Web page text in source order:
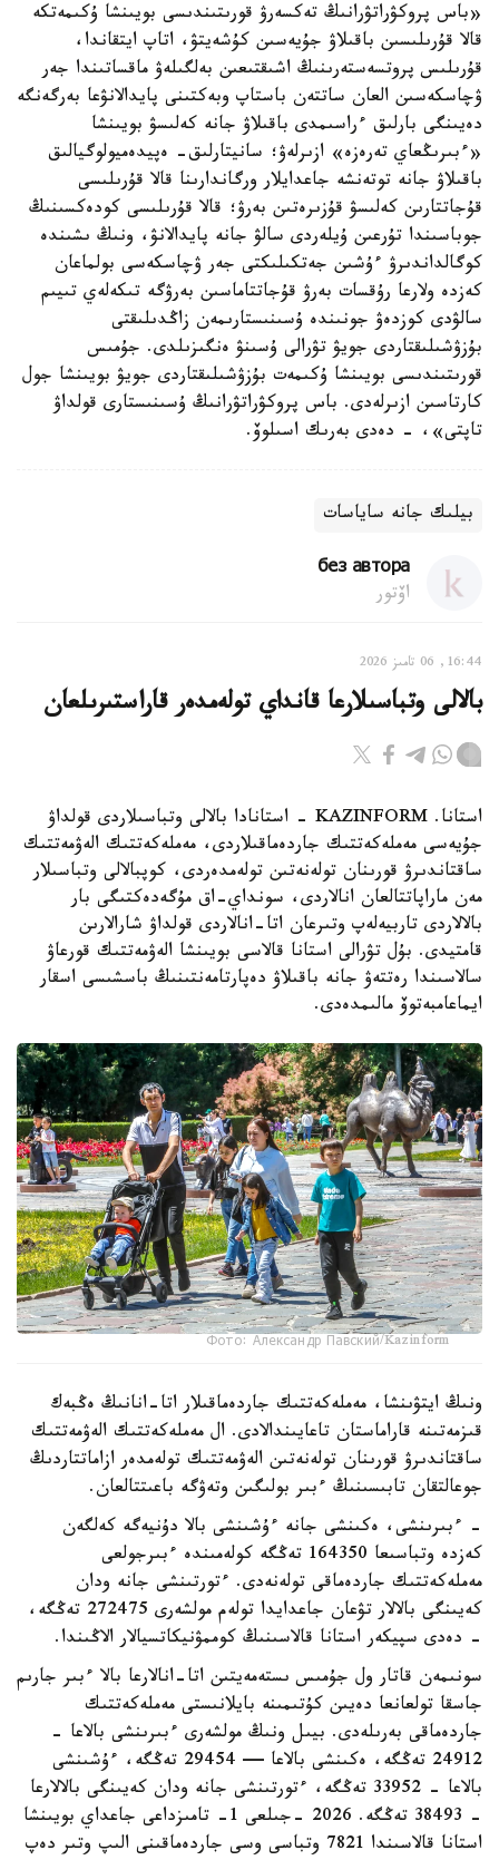
«باس پروكۋراتۋرانىڭ تەكسەرۋ قورىتىندىسى بويىنشا ۇكىمەتكە
قالا قۇرىلىسىن باقىلاۋ جۇيەسىن كۇشەيتۋ، اتاپ ايتقاندا،
قۇرىلىس پروتسەستەرىنىڭ اشىقتىعىن بەلگىلەۋ ماقساتىندا جەر
ۋچاسكەسىن العان ساتتەن باستاپ وبەكتىنى پايدالانۋعا بەرگەنگە
دەيىنگى بارلىق ءراسىمدى باقىلاۋ جانە كەلىسۋ بويىنشا
«ءبىرىڭعاي تەرەزە» ازىرلەۋ؛ سانيتارلىق- ەپيدەميولوگيالىق
باقىلاۋ جانە توتەنشە جاعدايلار ورگاندارىنا قالا قۇرىلىسى
قۇجاتتارىن كەلىسۋ قۇزىرەتىن بەرۋ؛ قالا قۇرىلىسى كودەكسىنىڭ
جوباسىندا تۇرعىن ۇيلەردى سالۋ جانە پايدالانۋ، ونىڭ ىشىندە
كوگالداندىرۋ ءۇشىن جەتكىلىكتى جەر ۋچاسكەسى بولماعان
كەزدە ولارعا رۇقسات بەرۋ قۇجاتتاماسىن بەرۋگە تىكەلەي تىيىم
سالۋدى كوزدەۋ جونىندە ۇسىنىستارىمەن زاڭدىلىقتى
بۇزۋشىلىقتاردى جويۋ تۋرالى ۇسىنۋ ەنگىزىلدى. جۇمىس
قورىتىندىسى بويىنشا ۇكىمەت بۇزۋشىلىقتاردى جويۋ بويىنشا جول
كارتاسىن ازىرلەدى. باس پروكۋراتۋرانىڭ ۇسىنىستارى قولداۋ
تاپتى»، - دەدى بەرىك اسىلوۆ.
بيلىك جانە ساياسات
без автора
اۆتور
16:44, 06 تامىز 2026
بالالى وتباسىلارعا قانداي تولەمدەر قاراستىرىلعان
استانا. KAZINFORM - استانادا بالالى وتباسىلاردى قولداۋ
جۇيەسى مەملەكەتتىك جاردەماقىلاردى، مەملەكەتتىك الەۋمەتتىك
ساقتاندىرۋ قورىنان تولەنەتىن تولەمدەردى، كوپبالالى وتباسىلار
مەن ماراپاتتالعان انالاردى، سونداي-اق مۇگەدەكتىگى بار
بالالاردى تاربيەلەپ وتىرعان اتا-انالاردى قولداۋ شارالارىن
قامتيدى. بۇل تۋرالى استانا قالاسى بويىنشا الەۋمەتتىك قورعاۋ
سالاسىندا رەتتەۋ جانە باقىلاۋ دەپارتامەنتىنىڭ باسشىسى اسقار
ايماعامبەتوۆ مالىمدەدى.
Фото: Александр Павский/Kazinform
ونىڭ ايتۋىنشا، مەملەكەتتىك جاردەماقىلار اتا-انانىڭ ەڭبەك
قىزمەتىنە قاراماستان تاعايىندالادى. ال مەملەكەتتىك الەۋمەتتىك
ساقتاندىرۋ قورىنان تولەنەتىن الەۋمەتتىك تولەمدەر ازاماتتاردىڭ
جوعالتقان تابىسىنىڭ ءبىر بولىگىن وتەۋگە باعىتتالعان.
- ءبىرىنشى، ەكىنشى جانە ءۇشىنشى بالا دۇنيەگە كەلگەن
كەزدە وتباسىعا 164350 تەڭگە كولەمىندە ءبىرجولعى
مەملەكەتتىك جاردەماقى تولەنەدى. ءتورتىنشى جانە ودان
كەيىنگى بالالار تۋعان جاعدايدا تولەم مولشەرى 272475 تەڭگە،
- دەدى سپيكەر استانا قالاسىنىڭ كوممۋنيكاتسيالار الاڭىندا.
سونىمەن قاتار ول جۇمىس ىستەمەيتىن اتا-انالارعا بالا ءبىر جارىم
جاسقا تولعانعا دەيىن كۇتىمىنە بايلانىستى مەملەكەتتىك
جاردەماقى بەرىلەدى. بيىل ونىڭ مولشەرى ءبىرىنشى بالاعا -
24912 تەڭگە، ەكىنشى بالاعا — 29454 تەڭگە، ءۇشىنشى
بالاعا - 33952 تەڭگە، ءتورتىنشى جانە ودان كەيىنگى بالالارعا
- 38493 تەڭگە. 2026 -جىلعى 1- تامىزداعى جاعداي بويىنشا
استانا قالاسىندا 7821 وتباسى وسى جاردەماقىنى الىپ وتىر دەپ